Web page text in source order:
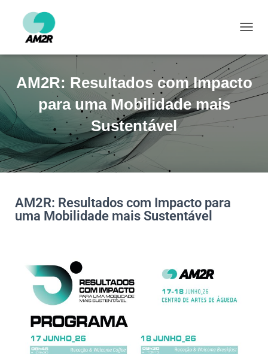
AM2R: Resultados com Impacto
para uma Mobilidade mais
Sustentável
AM2R: Resultados com Impacto para
uma Mobilidade mais Sustentável